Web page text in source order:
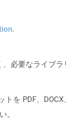
.
必要なライブラ
PDF、DOCX
。